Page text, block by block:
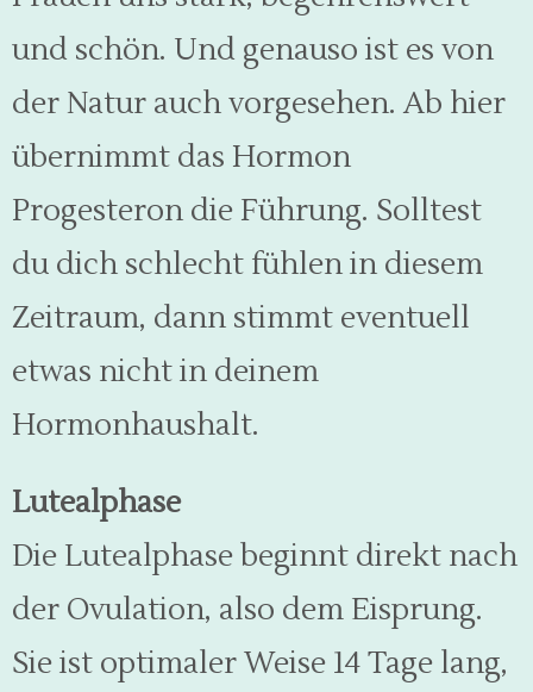
und schön. Und genauso ist es von
der Natur auch vorgesehen. Ab hier
übernimmt das Hormon
Progesteron die Führung. Solltest
du dich schlecht fühlen in diesem
Zeitraum, dann stimmt eventuell
etwas nicht in deinem
Hormonhaushalt.
Lutealphase
Die Lutealphase beginnt direkt nach
der Ovulation, also dem Eisprung.
Sie ist optimaler Weise 14 Tage lang,